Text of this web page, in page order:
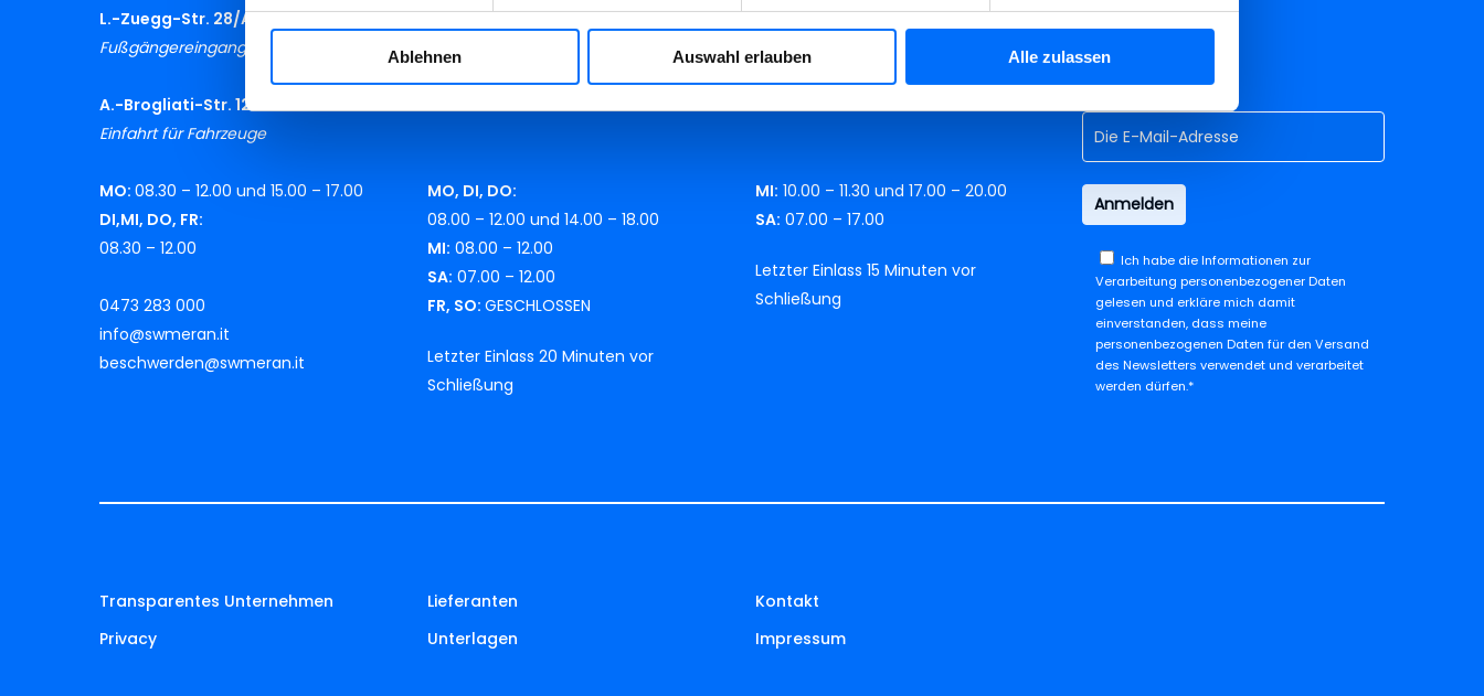
Ablehnen Auswahl erlauben Alle zulassen
L.-Zuegg-Str. 28/A
Fußgängereingang
A.-Brogliati-Str. 12
Einfahrt für Fahrzeuge
MO: 08.30 – 12.00 und 15.00 – 17.00
DI,MI, DO, FR:
08.30 – 12.00
0473 283 000
info@swmeran.it
beschwerden@swmeran.it
Industriestraße 24
Lana
MO, DI, DO:
08.00 – 12.00 und 14.00 – 18.00
MI: 08.00 – 12.00
SA: 07.00 – 12.00
FR, SO: GESCHLOSSEN
Letzter Einlass 20 Minuten vor
Schließung
A.-Brogliati-Str. 12
MI: 10.00 – 11.30 und 17.00 – 20.00
SA: 07.00 – 17.00
Letzter Einlass 15 Minuten vor
Schließung
Newsletter
Ich habe dieInformationen zur
Verarbeitung personenbezogener Daten
gelesen und erkläre mich damit
einverstanden, dass meine
personenbezogenen Daten für den Versand
des Newsletters verwendet und verarbeitet
werden dürfen.*
Transparentes Unternehmen
Privacy
Lieferanten
Unterlagen
Kontakt
Impressum